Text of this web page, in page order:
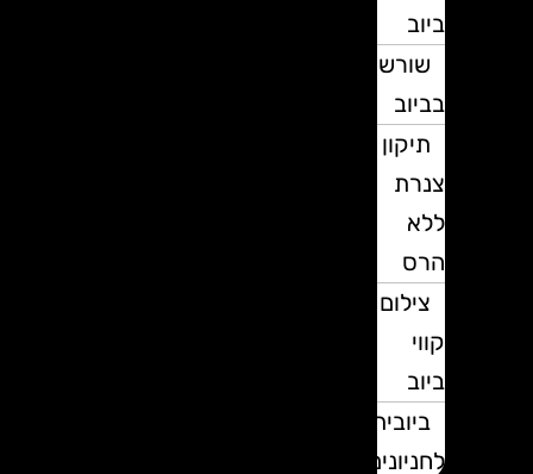
ביוב
שורשים
בביוב
תיקון
צנרת
ללא
הרס
צילום
קווי
ביוב
ביובית
לחניונים